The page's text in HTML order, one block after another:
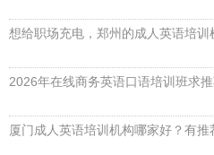
厦门成人英语培训机构哪家好？有推